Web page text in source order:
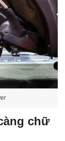
chữ